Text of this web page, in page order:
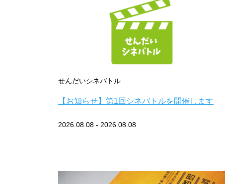
せんだいシネバトル
【お知らせ】第1回シネバトルを開催します
2026.08.08 - 2026.08.08